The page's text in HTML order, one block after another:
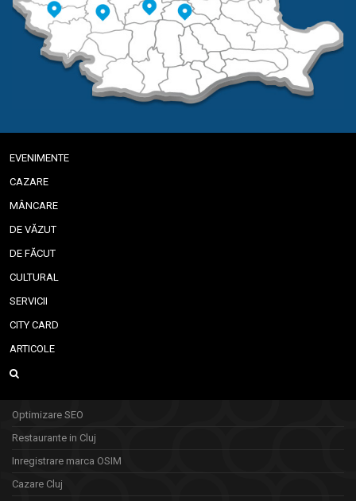
EVENIMENTE
CAZARE
MÂNCARE
DE VĂZUT
DE FĂCUT
CULTURAL
SERVICII
CITY CARD
ARTICOLE
Optimizare SEO
Restaurante in Cluj
Inregistrare marca OSIM
Cazare Cluj